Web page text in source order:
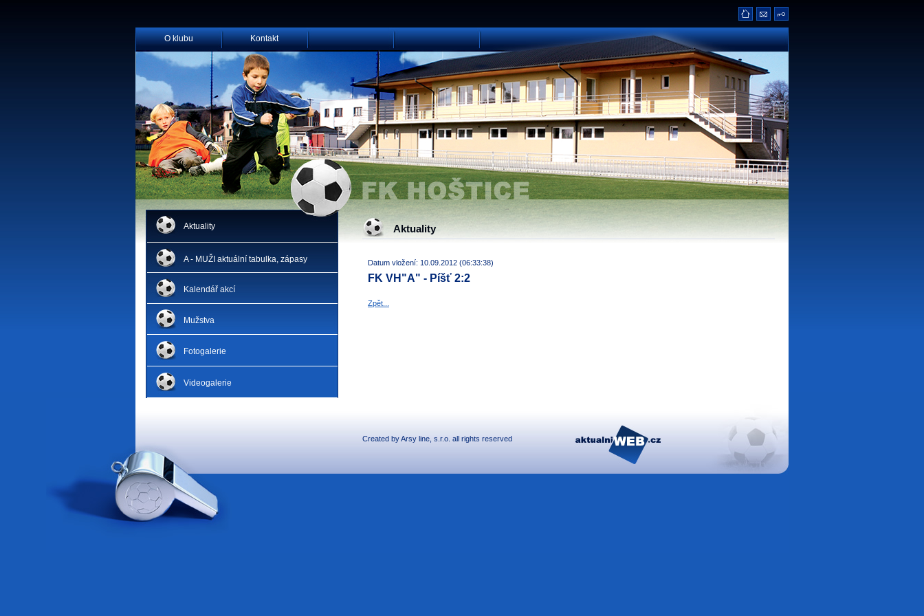
O klubu Kontakt
Aktuality
A - MUŽI aktuální tabulka, zápasy
Kalendář akcí
Mužstva
Fotogalerie
Videogalerie
Aktuality
Datum vložení: 10.09.2012 (06:33:38)
FK VH"A" - Píšť 2:2
Zpět...
Created byArsy line , s.r.o. all rights reserved